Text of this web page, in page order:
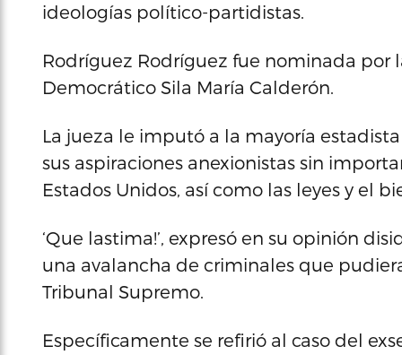
ideologías político-partidistas.
Rodríguez Rodríguez fue nominada
Democrático Sila María Calderón.
La jueza le imputó a la mayoría
sus aspiraciones anexionistas sin
Estados Unidos, así como las leyes y el
‘Que lastima!’, expresó en su opinión
una avalancha de criminales que
Tribunal Supremo.
Específicamente se refirió al caso del